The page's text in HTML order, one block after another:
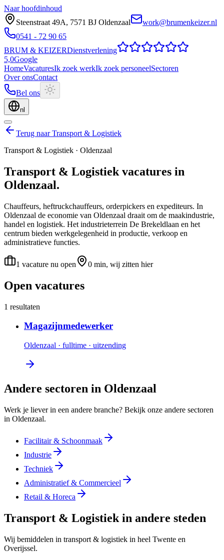
Naar hoofdinhoud
Steenstraat 49A, 7571 BJ Oldenzaal
work@brumenkeizer.nl
0541 - 72 90 65
BRUM & KEIZERDienstverlening
5,0Google
HomeVacaturesIk zoek werkIk zoek personeelSectoren
Over onsContact
Bel ons
nl
Terug naar Transport & Logistiek
Transport & Logistiek · Oldenzaal
Transport & Logistiek vacatures in
Oldenzaal.
Chauffeurs, heftruckchauffeurs, orderpickers en expediteurs. In
Oldenzaal de economie van Oldenzaal draait om de maakindustrie,
handel en logistiek. Het industrieterrein De Brekeldlaan en het
centrum bieden werkgelegenheid in productie, verkoop en
administratieve functies.
1 vacature nu open 0 min, wij zitten hier
Open vacatures
1 resultaten
Magazijnmedewerker
Oldenzaal · fulltime · uitzending
Andere sectoren in Oldenzaal
Werk je liever in een andere branche? Bekijk onze andere sectoren
in Oldenzaal.
Facilitair & Schoonmaak
Industrie
Techniek
Administratief & Commercieel
Retail & Horeca
Transport & Logistiek in andere steden
Wij bemiddelen in transport & logistiek in heel Twente en
Overijssel.